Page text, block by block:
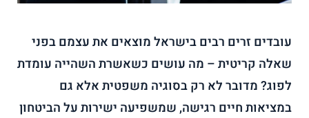
עובדים זרים רבים בישראל מוצאים את עצמם בפני
שאלה קריטית – מה עושים כשאשרת השהייה עומדת
לפוג? מדובר לא רק בסוגיה משפטית אלא גם
במציאות חיים רגישה, שמשפיעה ישירות על הביטחון